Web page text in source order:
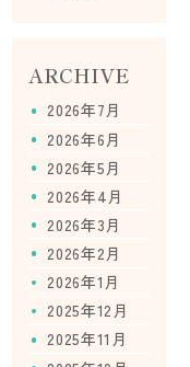
ARCHIVE
2026年7月
2026年6月
2026年5月
2026年4月
2026年3月
2026年2月
2026年1月
2025年12月
2025年11月